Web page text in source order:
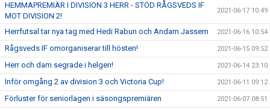
HEMMAPREMIÄR I DIVISION 3 HERR - STÖD RÅGSVEDS IF
MOT DIVISION 2!
2021-06-17 10:49
Herrfutsal tar nya tag med Hedi Rabun och Andam Jassem 2021-06-16 10:54
Rågsveds IF omorganiserar till hösten! 2021-06-15 09:52
Herr och dam segrade i helgen! 2021-06-14 23:10
Inför omgång 2 av division 3 och Victoria Cup! 2021-06-11 09:12
Förluster för seniorlagen i säsongspremiären 2021-06-07 08:51